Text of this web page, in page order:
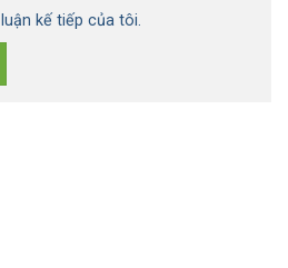
kế tiếp của tôi.